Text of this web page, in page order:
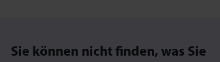
Sie können nicht finden, was Sie